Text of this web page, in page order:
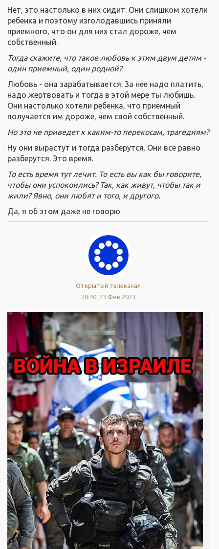
Нет, это настолько в них сидит. Они слишком хотели
ребенка и поэтому изголодавшись приняли
приемного, что он для них стал дороже, чем
собственный.
Тогда скажите, что такое любовь к этим двум детям -
один приемный, один родной?
Любовь - она зарабатывается. За нее надо платить,
надо жертвовать и тогда в этой мере ты любишь.
Они настолько хотели ребенка, что приемный
получается им дороже, чем свой собственный.
Но это не приведет к каким-то перекосам, трагедиям?
Ну они вырастут и тогда разберутся. Они все равно
разберутся. Это время.
То есть время тут лечит. То есть вы как бы говорите,
чтобы они успокоились? Так, как живут, чтобы так и
жили? Явно, они любят и того, и другого.
Да, я об этом даже не говорю
Открытый телеканал
20:40, 23 Фев 2023